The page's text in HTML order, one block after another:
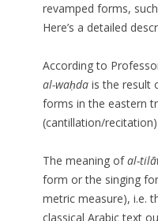
revamped forms,
Here’s a detailed
According to
al-waḥda is the result
forms in the eastern
(cantillation/
The meaning ofal-tilā
form or the singing
metric measure), i.e.
classical Arabic text